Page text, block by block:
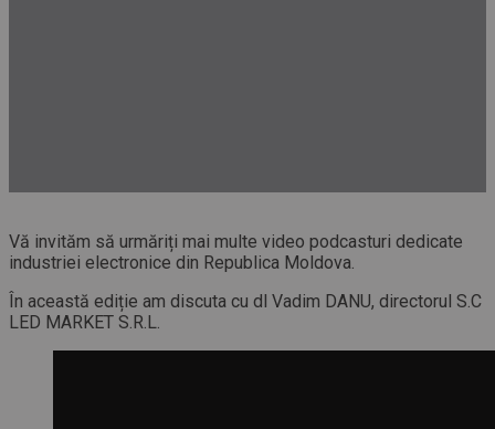
Vă invităm să urmăriți mai multe video podcasturi dedicate
industriei electronice din Republica Moldova.
În această ediție am discuta cu dl Vadim DANU, directorul S.C
LED MARKET S.R.L.